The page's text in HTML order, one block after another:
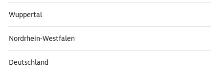
Wuppertal
Nordrhein-Westfalen
Deutschland